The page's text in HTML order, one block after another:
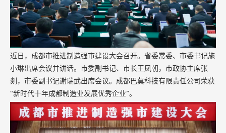
近日，成都市推进制造强市建设大会召开。省委常委、市委书记施
小琳出席会议并讲话。市委副书记、市长王凤朝，市政协主席张
剡，市委副书记谢瑞武出席会议。成都巴莫科技有限责任公司荣获
“新时代十年成都制造业发展优秀企业”。